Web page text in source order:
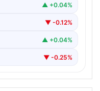
▲ +0.04%
▼ -0.12%
▲ +0.04%
▼ -0.25%